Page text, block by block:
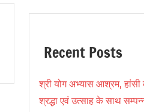
Recent Posts
श्री योग अभ्यास आश्रम, हांसी
श्रद्धा एवं उत्साह के साथ